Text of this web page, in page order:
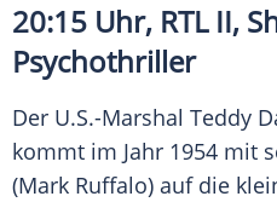
20:15 Uhr, RTL II,
Psychothriller
Der U.S.-Marshal Teddy
kommt im Jahr 1954 mit
(Mark Ruffalo) auf die